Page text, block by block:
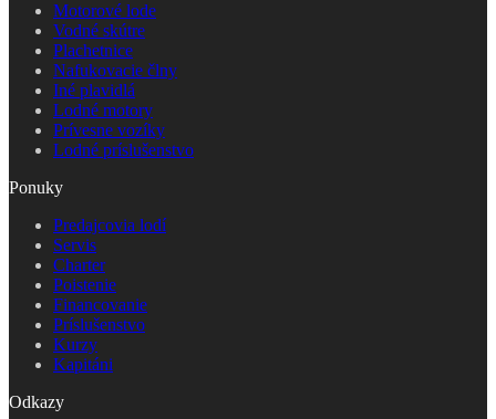
Motorové lode
Vodné skútre
Plachetnice
Nafukovacie člny
Iné plavidlá
Lodné motory
Prívesne vozíky
Lodné príslušenstvo
Ponuky
Predajcovia lodí
Servis
Charter
Poistenie
Financovanie
Príslušenstvo
Kurzy
Kapitáni
Odkazy